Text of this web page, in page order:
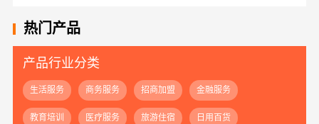
热门产品
产品行业分类
生活服务 商务服务 招商加盟 金融服务
教育培训 医疗服务 旅游住宿 日用百货